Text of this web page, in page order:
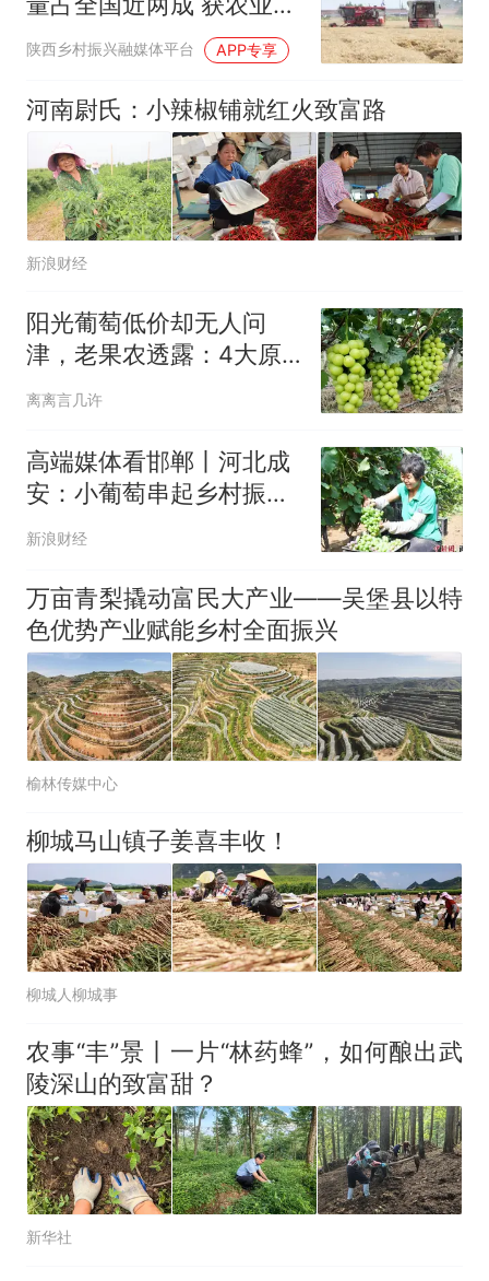
村部通报表扬
陕西乡村振兴融媒体平台 APP专享
河南尉氏：小辣椒铺就红火致富路
新浪财经
阳光葡萄低价却无人问
津，老果农透露：4大原
因让它从高端到谷底
离离言几许
高端媒体看邯郸丨河北成
安：小葡萄串起乡村振兴
“甜蜜产业”
新浪财经
万亩青梨撬动富民大产业——吴堡县以特
色优势产业赋能乡村全面振兴
榆林传媒中心
柳城马山镇子姜喜丰收！
柳城人柳城事
农事“丰”景丨一片“林药蜂”，如何酿出武
陵深山的致富甜？
新华社